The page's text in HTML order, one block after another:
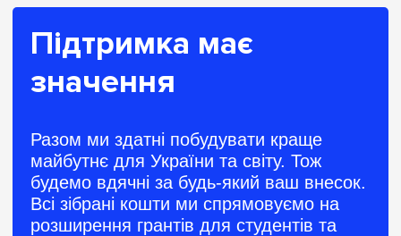
Підтримка має
значення
Разом ми здатні побудувати краще
майбутнє для України та світу. Тож
будемо вдячні за будь-який ваш внесок.
Всі зібрані кошти ми спрямовуємо на
розширення грантів для студентів та